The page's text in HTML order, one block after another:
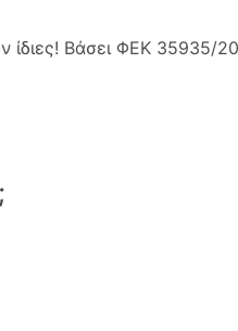
ίδιες! Βάσει ΦΕΚ 35935/